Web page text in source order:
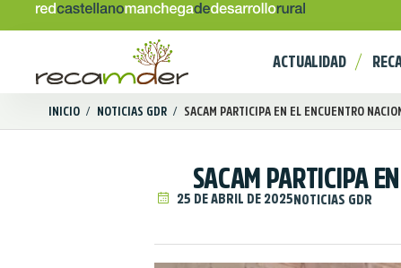
ACTUALIDAD
INICIO / NOTICIAS GDR / SACAM PARTICIPA EN EL ENCUENTRO
SACAM PARTICIPA
25 DE ABRIL DE 2025NOTICIAS GDR